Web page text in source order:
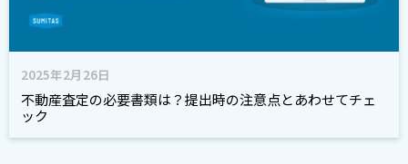
2025年2月26日
不動産査定の必要書類は？提出時の注意点とあわせてチェ
ック